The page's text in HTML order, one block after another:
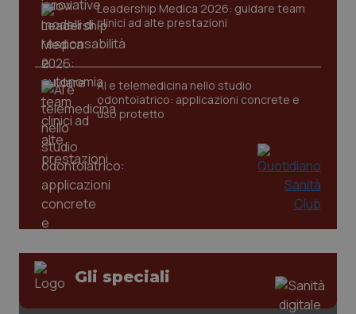
Leadership Medica 2026: guidare team
clinici ad alte prestazioni
AI e telemedicina nello studio
odontoiatrico: applicazioni concrete e
uso protetto
Gli speciali
tracking-sites-ironfish-
session-id
Google LLC